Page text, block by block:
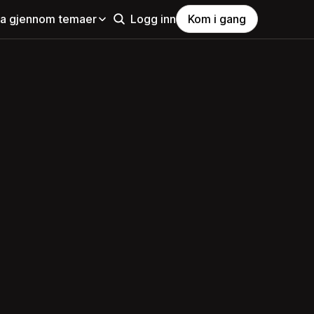
gjennom temaer Logg inn Kom i gang